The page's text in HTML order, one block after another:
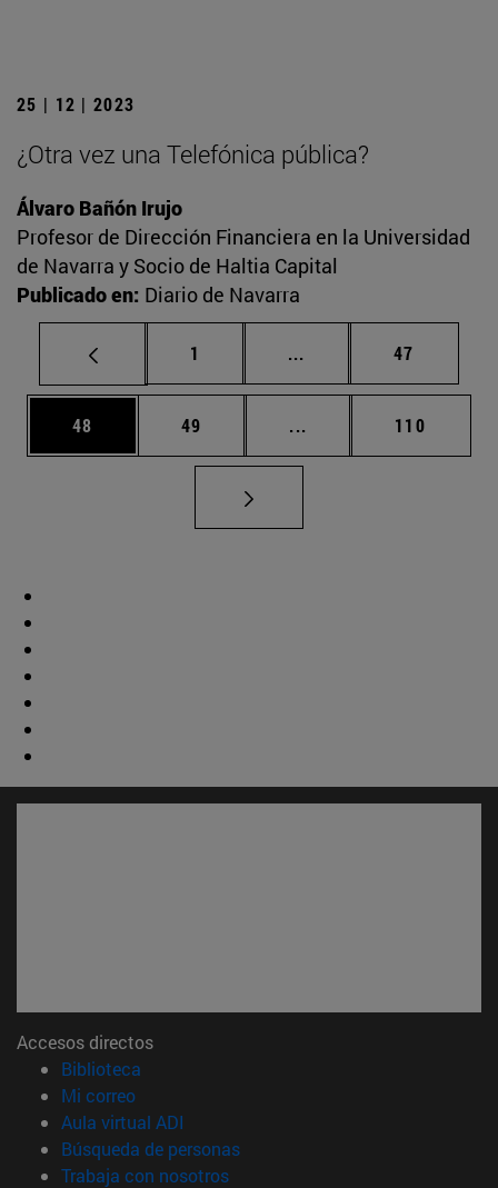
25 | 12 | 2023
¿Otra vez una Telefónica pública?
Álvaro Bañón Irujo
Profesor de Dirección Financiera en la Universidad
de Navarra y Socio de Haltia Capital
Publicado en: Diario de Navarra
Página
1 ... Páginas intermedias
Página
47
Página
48 Página
49 ... Páginas intermedias
Página
110
Accesos directos
Biblioteca
Mi correo(abre en nueva ventana)
Aula virtual ADI
Búsqueda de personas(abre en nueva ventana)
Trabaja con nosotros(abre en nueva ventana)